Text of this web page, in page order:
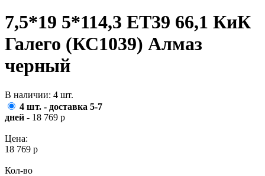
7,5*19 5*114,3 ET39 66,1 КиК
Галего (КС1039) Алмаз
черный
В наличии: 4 шт.
4 шт. - доставка 5-7
дней - 18 769 р
Цена:
18 769 р
Кол-во